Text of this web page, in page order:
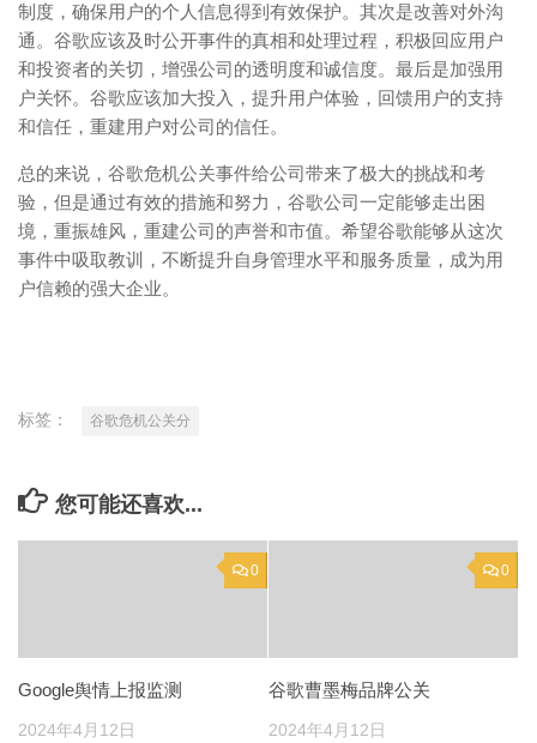
制度，确保用户的个人信息得到有效保护。其次是改善对外沟
通。谷歌应该及时公开事件的真相和处理过程，积极回应用户
和投资者的关切，增强公司的透明度和诚信度。最后是加强用
户关怀。谷歌应该加大投入，提升用户体验，回馈用户的支持
和信任，重建用户对公司的信任。
总的来说，谷歌危机公关事件给公司带来了极大的挑战和考
验，但是通过有效的措施和努力，谷歌公司一定能够走出困
境，重振雄风，重建公司的声誉和市值。希望谷歌能够从这次
事件中吸取教训，不断提升自身管理水平和服务质量，成为用
户信赖的强大企业。
标签： 谷歌危机公关分
您可能还喜欢...
0
Google舆情上报监测
2024年4月12日
0
谷歌曹墨梅品牌公关
2024年4月12日